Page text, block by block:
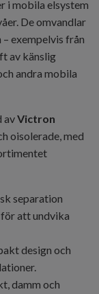
i mobila elsystem
De omvandlar
exempelvis från
av känslig
andra mobila
avVictron
oisolerade, med
separation
att undvika
design och
damm och